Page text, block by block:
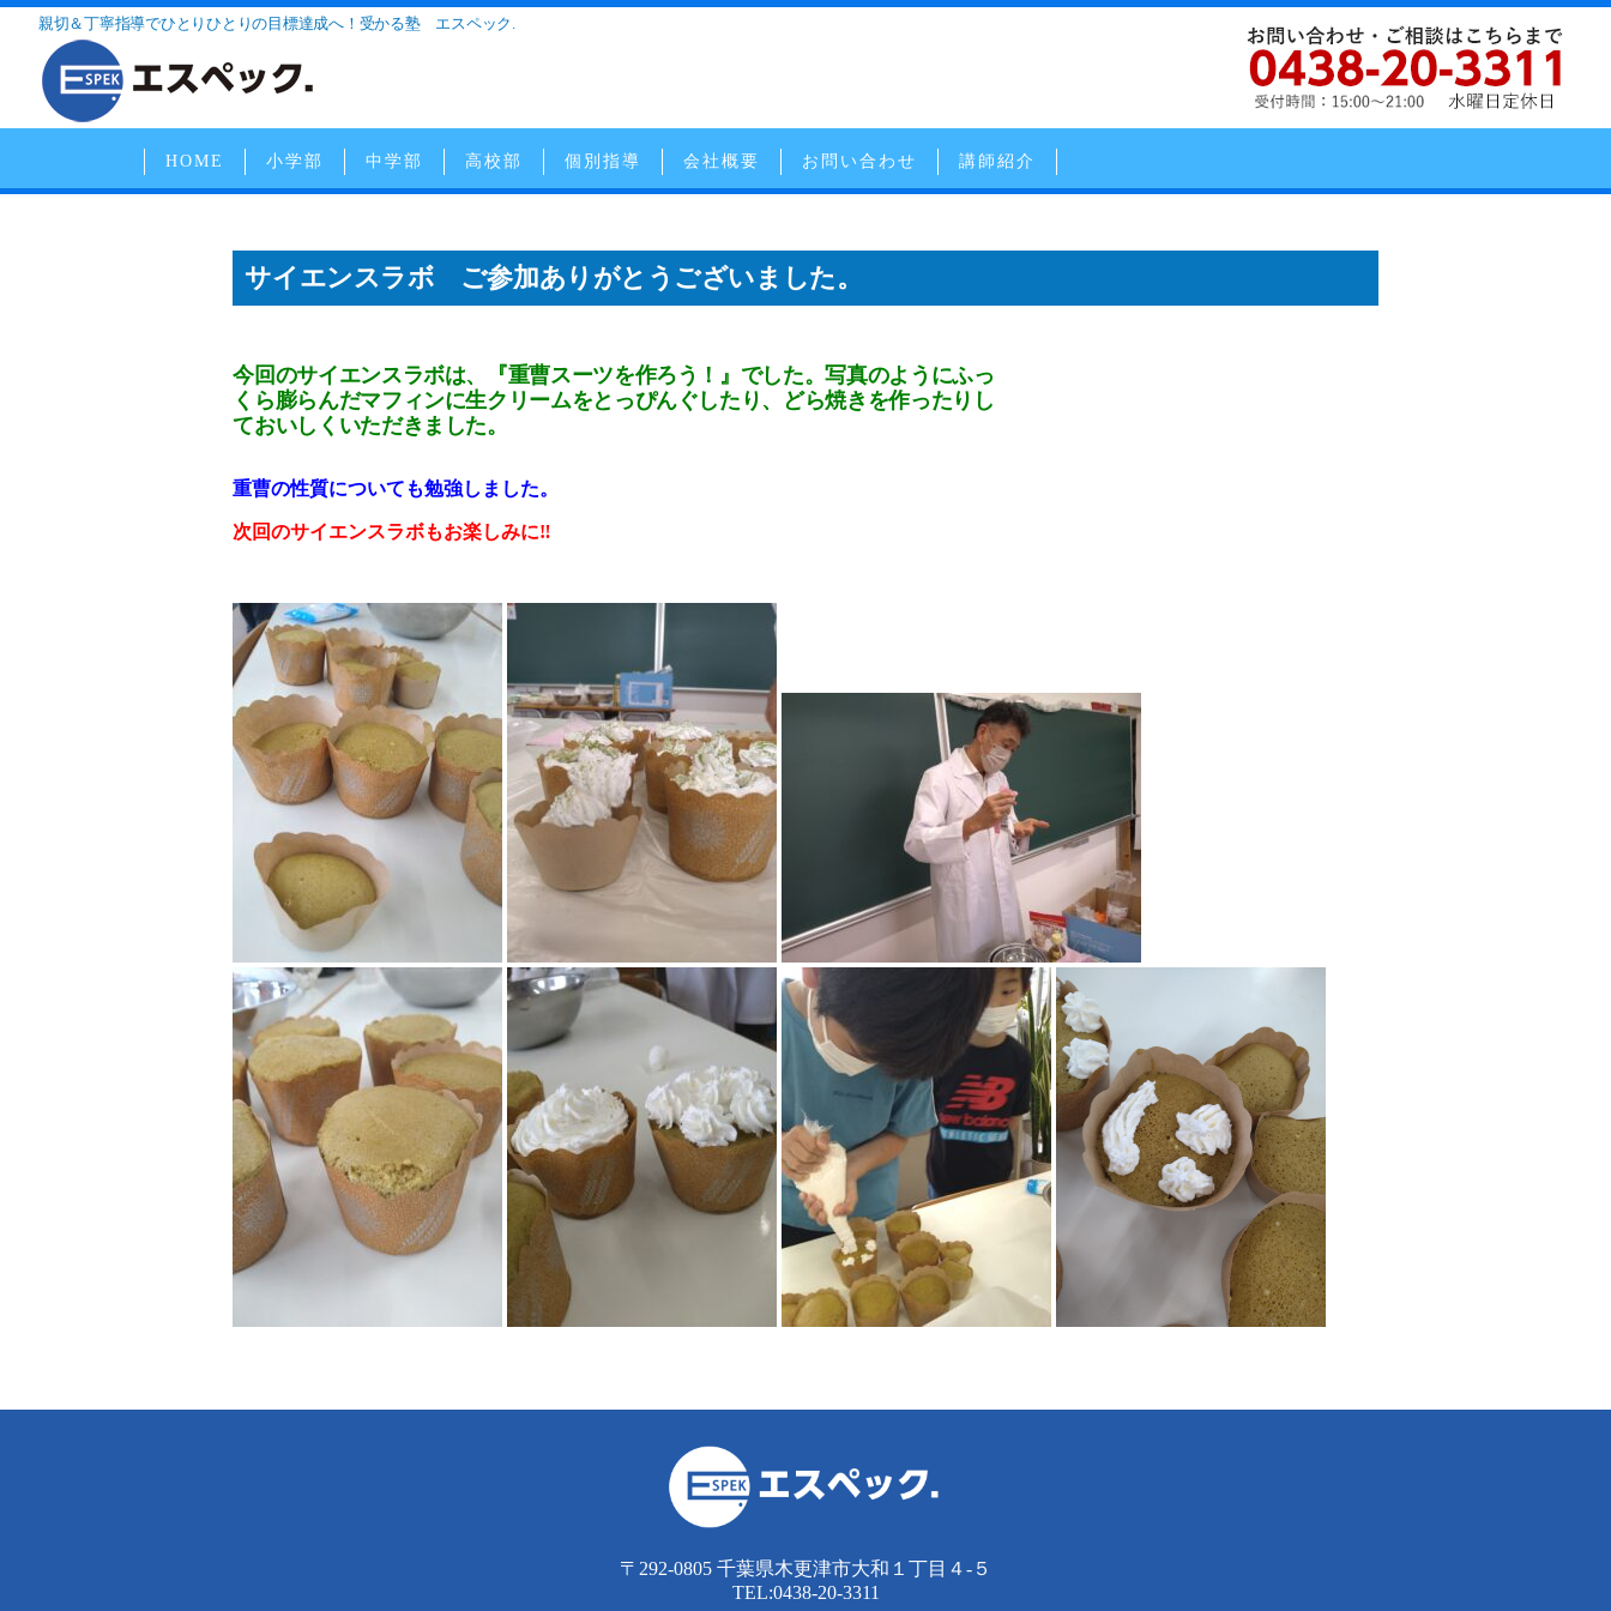
親切＆丁寧指導でひとりひとりの目標達成へ！受かる塾 エスペック.
HOME 小学部 中学部 高校部 個別指導 会社概要 お問い合わせ 講師紹介
サイエンスラボ ご参加ありがとうございました。
今回のサイエンスラボは、『重曹スーツを作ろう！』でした。写真のようにふっ
くら膨らんだマフィンに生クリームをとっぴんぐしたり、どら焼きを作ったりし
ておいしくいただきました。
重曹の性質についても勉強しました。
次回のサイエンスラボもお楽しみに‼
〒292-0805 千葉県木更津市大和１丁目４-５
TEL:0438-20-3311